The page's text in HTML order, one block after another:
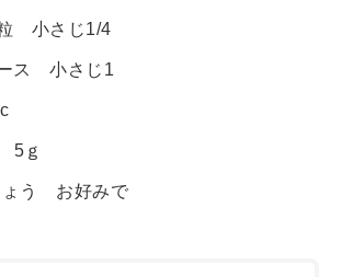
小さじ1/4
ス 小さじ1
5ｇ
ょう お好みで